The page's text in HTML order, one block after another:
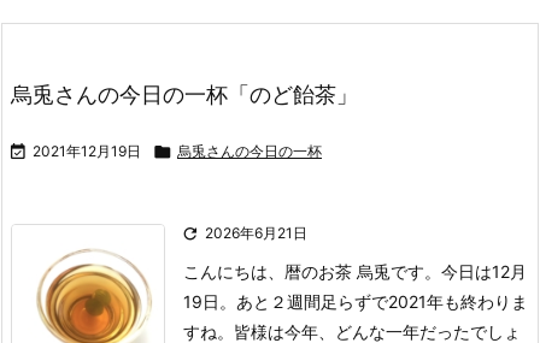
烏兎さんの今日の一杯「のど飴茶」
 2021年12月19日  烏兎さんの今日の一杯
 2026年6月21日
こんにちは、暦のお茶 烏兎です。 今日は12月
19日。あと２週間足らずで2021年も終わりま
すね。 皆様は今年、どんな一年だったでしょ